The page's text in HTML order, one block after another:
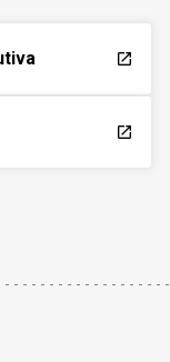
launch
launch